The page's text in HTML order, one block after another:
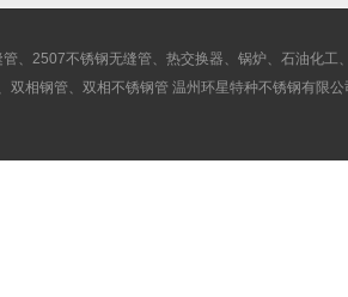
、2507不锈钢无缝管、热交换器、锅炉、石油化
双相钢管、双相不锈钢管 温州环星特种不锈钢有限